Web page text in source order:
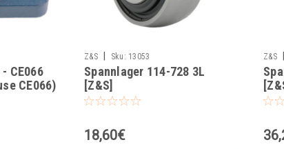
- CE066
CE066)
Z&S Sku: 13053
Spannlager 114-728 3L
[Z&S]
18,60€
Z&S